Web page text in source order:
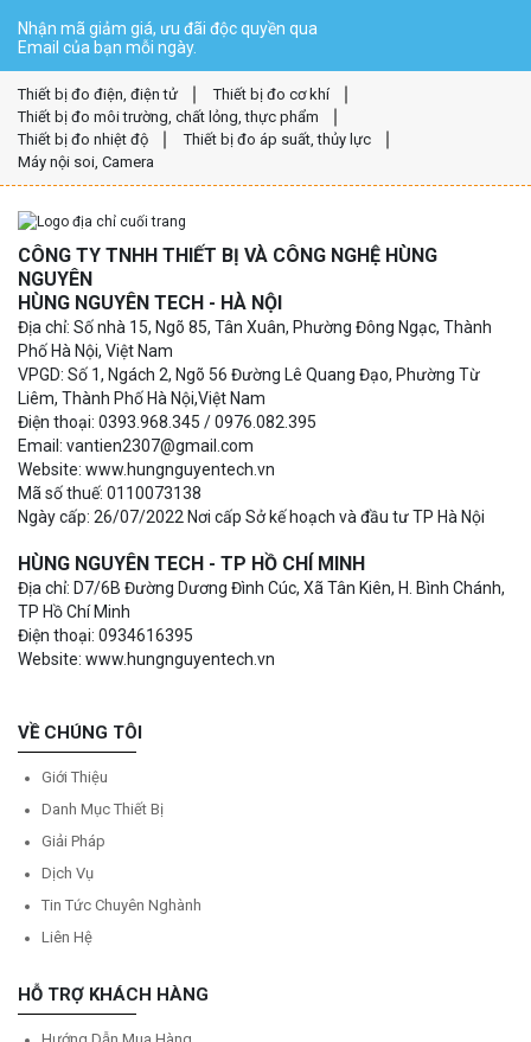
Nhận mã giảm giá, ưu đãi độc quyền qua
Email của bạn mỗi ngày.
Thiết bị đo điện, điện tử
Thiết bị đo cơ khí
Thiết bị đo môi trường, chất lỏng, thực phẩm
Thiết bị đo nhiệt độ
Thiết bị đo áp suất, thủy lực
Máy nội soi, Camera
CÔNG TY TNHH THIẾT BỊ VÀ CÔNG NGHỆ HÙNG
NGUYÊN
HÙNG NGUYÊN TECH - HÀ NỘI
Địa chỉ: Số nhà 15, Ngõ 85, Tân Xuân, Phường Đông Ngạc, Thành
Phố Hà Nội, Việt Nam
VPGD: Số 1, Ngách 2, Ngõ 56 Đường Lê Quang Đạo, Phường Từ
Liêm, Thành Phố Hà Nội,Việt Nam
Điện thoại: 0393.968.345 / 0976.082.395
Email: vantien2307@gmail.com
Website: www.hungnguyentech.vn
Mã số thuế: 0110073138
Ngày cấp: 26/07/2022 Nơi cấp Sở kế hoạch và đầu tư TP Hà Nội
HÙNG NGUYÊN TECH - TP HỒ CHÍ MINH
Địa chỉ: D7/6B Đường Dương Đình Cúc, Xã Tân Kiên, H. Bình Chánh,
TP Hồ Chí Minh
Điện thoại: 0934616395
Website: www.hungnguyentech.vn
VỀ CHÚNG TÔI
Giới Thiệu
Danh Mục Thiết Bị
Giải Pháp
Dịch Vụ
Tin Tức Chuyên Nghành
Liên Hệ
HỖ TRỢ KHÁCH HÀNG